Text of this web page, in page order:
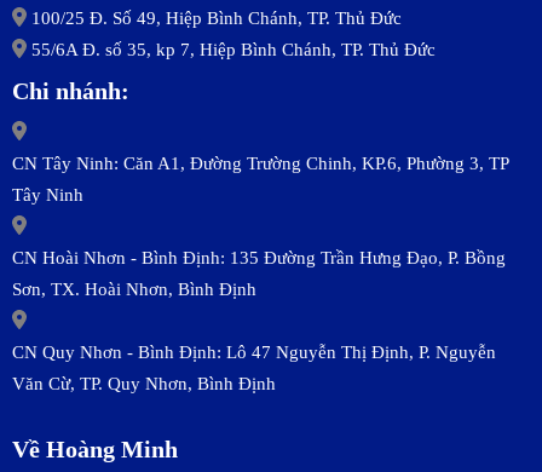
100/25 Đ. Số 49, Hiệp Bình Chánh, TP. Thủ Đức
55/6A Đ. số 35, kp 7, Hiệp Bình Chánh, TP. Thủ Đức
Chi nhánh:
CN Tây Ninh: Căn A1, Đường Trường Chinh, KP.6, Phường 3, TP
Tây Ninh
CN Hoài Nhơn - Bình Định: 135 Đường Trần Hưng Đạo, P. Bồng
Sơn, TX. Hoài Nhơn, Bình Định
CN Quy Nhơn - Bình Định: Lô 47 Nguyễn Thị Định, P. Nguyễn
Văn Cừ, TP. Quy Nhơn, Bình Định
Về Hoàng Minh